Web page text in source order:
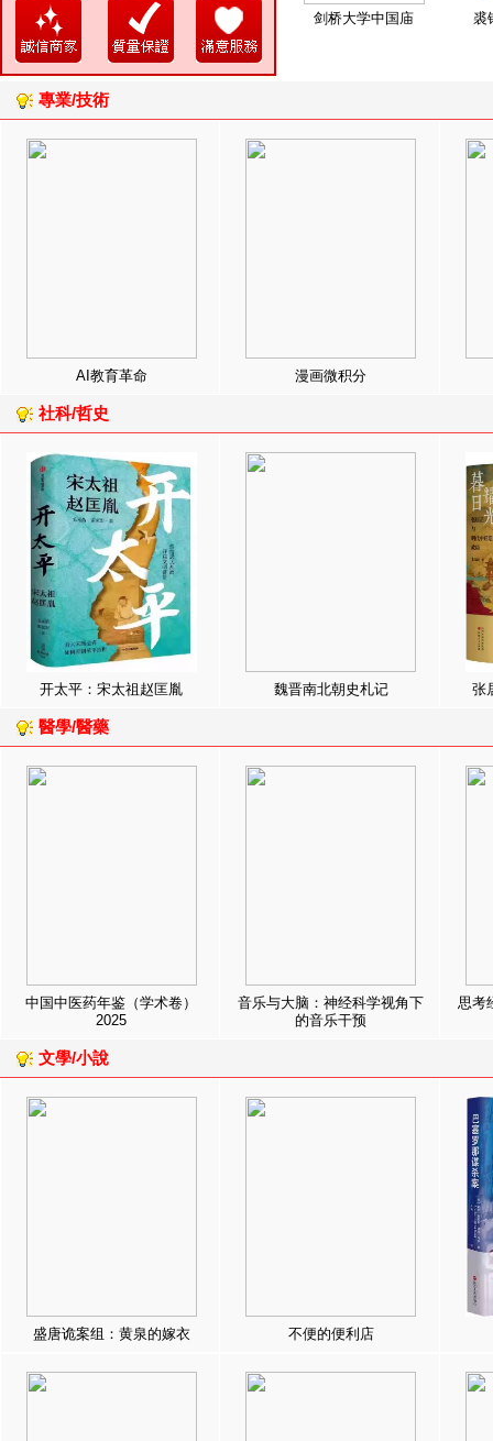
剑桥大学中国庙 裘
專業/技術
AI教育革命 漫画微积分
社科/哲史
开太平：宋太祖赵匡胤 魏晋南北朝史札记 张
醫學/醫藥
中国中医药年鉴（学术卷）
2025
音乐与大脑：神经科学视角下
的音乐干预
思考
文學/小說
盛唐诡案组：黄泉的嫁衣 不便的便利店